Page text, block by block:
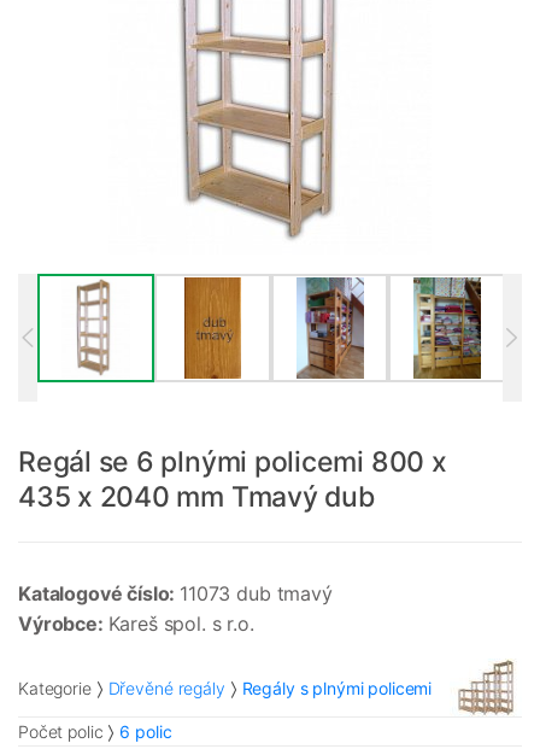
Regál se 6 plnými policemi 800 x
435 x 2040 mm Tmavý dub
Katalogové číslo: 11073 dub tmavý
Výrobce: Kareš spol. s r.o.
Kategorie Dřevěné regály Regály s plnými policemi
Počet polic
6 polic